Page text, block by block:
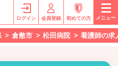
ログイン 会員登録 初めての方 メニュー
倉敷市 松田病院 看護師の求